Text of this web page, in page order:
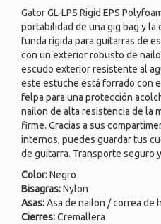
Gator GL-LPS Rigid EPS
portabilidad de una gig bag y
funda rígida para guitarras de
con un exterior robusto de
escudo exterior resistente al
este estuche está forrado con
felpa para una protección
nailon de alta resistencia de la
firme. Gracias a sus
internos, puedes guardar tus
de guitarra. Transporte seguro
Color:Negro
Bisagras:Nylon
Asas:Asa de nailon / correa de
Cierres:Cremallera